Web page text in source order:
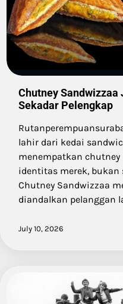
Chutney
Sekadar Pelengkap
lahir dari kedai
menempatkan chutney
identitas merek, bukan
Chutney Sandwizzaa
diandalkan pelanggan
July 10, 2026